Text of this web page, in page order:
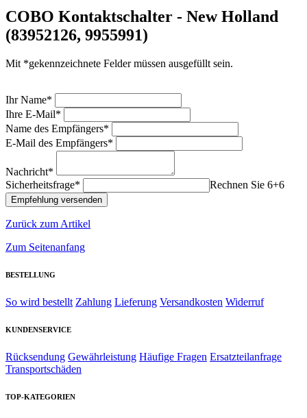
COBO Kontaktschalter - New Holland
(83952126, 9955991)
Mit *gekennzeichnete Felder müssen ausgefüllt sein.
Ihr Name*
Ihre E-Mail*
Name des Empfängers*
E-Mail des Empfängers*
Nachricht*
Sicherheitsfrage*
Rechnen Sie 6+6
Zurück zum Artikel
Zum Seitenanfang
BESTELLUNG
So wird bestellt Zahlung Lieferung Versandkosten Widerruf
KUNDENSERVICE
Rücksendung Gewährleistung Häufige Fragen Ersatzteilanfrage
Transportschäden
TOP-KATEGORIEN